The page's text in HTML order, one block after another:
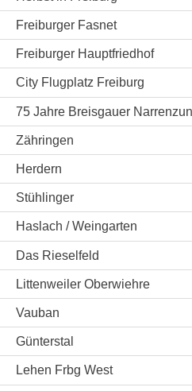
Freiburger Fasnet
Freiburger Hauptfriedhof
City Flugplatz Freiburg
75 Jahre Breisgauer
Zähringen
Herdern
Stühlinger
Haslach / Weingarten
Das Rieselfeld
Littenweiler Oberwiehre
Vauban
Günterstal
Lehen Frbg West